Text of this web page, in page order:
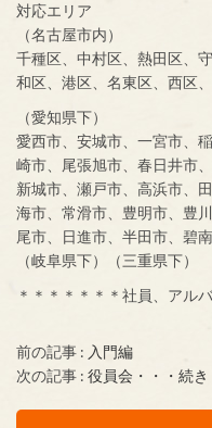
対応エリア
（名古屋市内）
千種区、中村区、熱田区、
和区、港区、名東区、西区
（愛知県下）
愛西市、安城市、一宮市、
崎市、尾張旭市、春日井市
新城市、瀬戸市、高浜市、
海市、常滑市、豊明市、豊
尾市、日進市、半田市、碧
（岐阜県下）（三重県下）
＊＊＊＊＊＊＊社員、アル
前の記事 : 入門編
次の記事 : 役員会・・・続き